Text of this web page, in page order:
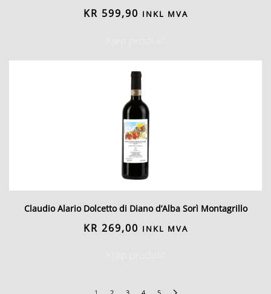
KR 599,90 INKL MVA
Claudio Alario Dolcetto di Diano d’Alba Sorì Montagrillo
KR 269,00 INKL MVA